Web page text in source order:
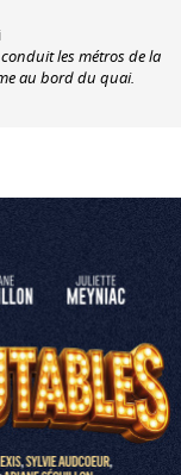
les métros de la
au bord du quai.